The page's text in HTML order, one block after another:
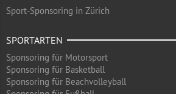
Sport-Sponsoring in Zürich
SPORTARTEN
Sponsoring für Motorsport
Sponsoring für Basketball
Sponsoring für Beachvolleyball